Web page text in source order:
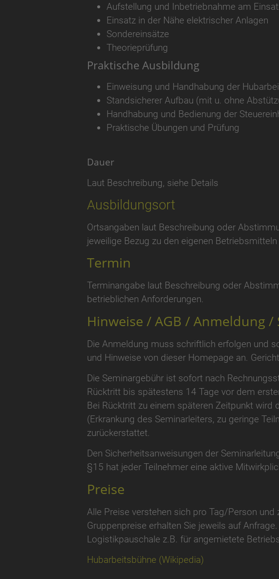
Aufstellung und Inbetriebnahme am
Einsatz in der Nähe elektrischer Anlagen
Sondereinsätze
Theorieprüfung
Praktische Ausbildung
Einweisung und Handhabung der
Standsicherer Aufbau (mit u. ohne
Handhabung und Bedienung der
Praktische Übungen und Prüfung
Dauer
Laut Beschreibung, siehe Details
Ausbildungsort
Ortsangaben laut Beschreibung oder
jeweilige Bezug zu den eigenen
Termin
Terminangabe laut Beschreibung oder
betrieblichen Anforderungen.
Hinweise / AGB / Anmeldung /
Die Anmeldung muss schriftlich erfolgen und
und Hinweise von dieser Homepage an.
Die Seminargebühr ist sofort nach
Rücktritt bis spätestens 14 Tage vor dem
Bei Rücktritt zu einem späteren Zeitpunkt
(Erkrankung des Seminarleiters, zu geringe
zurückerstattet.
Den Sicherheitsanweisungen der
§15 hat jeder Teilnehmer eine aktive
Preise
Alle Preise verstehen sich pro Tag/Person
Gruppenpreise erhalten Sie jeweils auf
Logistikpauschale z.B. für angemietete
Hubarbeitsbühne (Wikipedia)